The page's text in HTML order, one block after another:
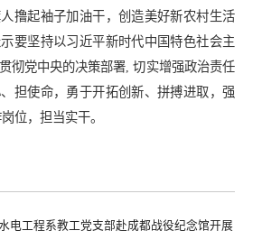
撸起袖子加油干，创造美好新农村生活
要坚持以习近平新时代中国特色社会主
彻党中央的决策部署, 切实增强政治责任
担使命，勇于开拓创新、拼搏进取，强
位，担当实干。
电工程系教工党支部赴成都战役纪念馆开展